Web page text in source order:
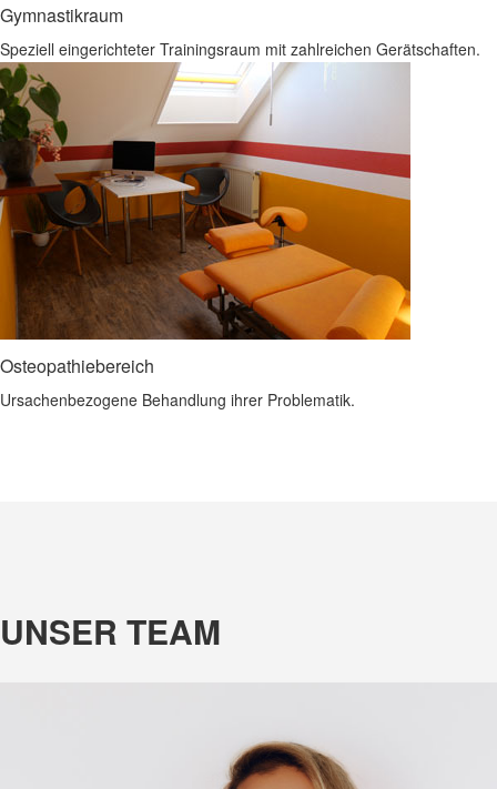
Gymnastikraum
Speziell eingerichteter Trainingsraum mit zahlreichen Gerätschaften.
Osteopathiebereich
Ursachenbezogene Behandlung ihrer Problematik.
UNSER TEAM